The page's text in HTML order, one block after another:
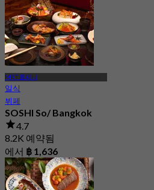
MRT 룸피니
일식
뷔페
SOSHI So/ Bangkok
4.7
8.2K 예약됨
에서 ฿ 1,636